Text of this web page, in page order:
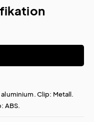
Clip: Metall.
ABS.